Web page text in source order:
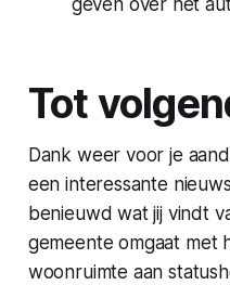
geven over het
Tot
Dank weer voor je
een interessante
benieuwd wat jij vindt
gemeente omgaat met
woonruimte aan